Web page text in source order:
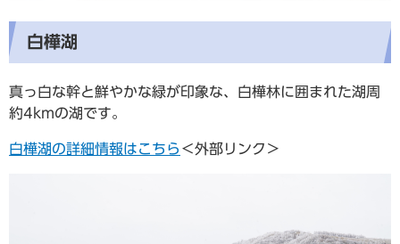
白樺湖
真っ白な幹と鮮やかな緑が印象な、白樺林に囲まれた湖周
約4kmの湖です。
白樺湖の詳細情報はこちら ＜外部リンク＞